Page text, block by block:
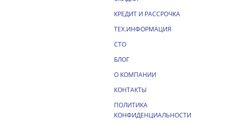
КРЕДИТ И РАССРОЧКА
ТЕХ.ИНФОРМАЦИЯ
СТО
БЛОГ
О КОМПАНИИ
КОНТАКТЫ
ПОЛИТИКА
КОНФИДЕНЦИАЛЬНОСТИ